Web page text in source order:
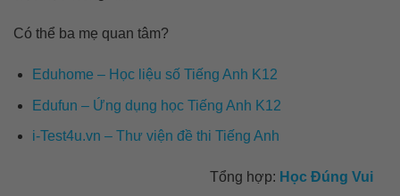
Có thể ba mẹ quan tâm?
Eduhome – Học liệu số Tiếng Anh K12
Edufun – Ứng dụng học Tiếng Anh K12
i-Test4u.vn – Thư viện đề thi Tiếng Anh
Tổng hợp: Học Đúng Vui